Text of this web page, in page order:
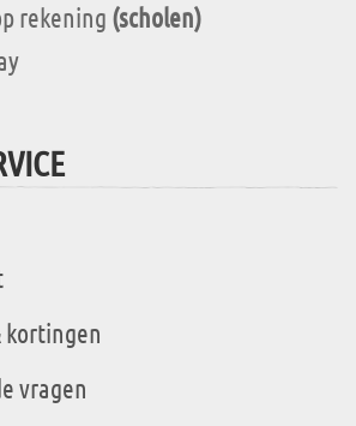
rekening (scholen)
kortingen
vragen